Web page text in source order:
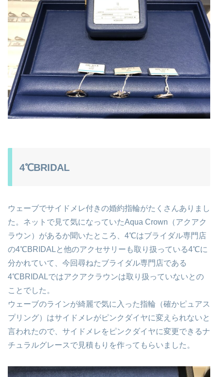
4℃BRIDAL
ウェーブでサイドメレ付きの婚約指輪がたくさんありまし
た。ネットで見て気になっていたAqua Crown（アクアク
ラウン）があるか聞いたところ、4℃はブライダル専門店
の4℃BRIDALと他のアクセサリーも取り扱っている4℃に
分かれていて、今回尋ねたブライダル専門店である
4℃BRIDALではアクアクラウンは取り扱っていないとの
ことでした。
ウェーブのラインが綺麗で気に入った指輪（確かピュアス
プリング）はサイドメレがピンクダイヤに変えられないと
言われたので、サイドメレをピンクダイヤに変更できるナ
チュラルグレースで見積もりを作ってもらいました。